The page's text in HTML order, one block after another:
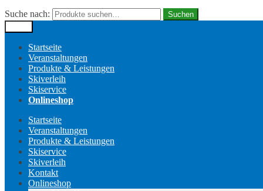
Suche nach:
Suchen
Startseite
Veranstaltungen
Produkte & Leistungen
Skiverleih
Skiservice
Onlineshop
Startseite
Veranstaltungen
Produkte & Leistungen
Skiservice
Skiverleih
Kontakt
Onlineshop